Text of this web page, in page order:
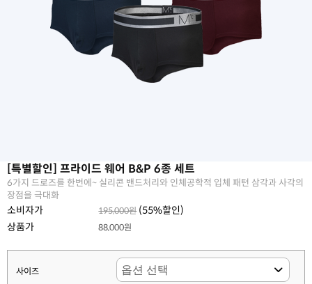
[특별할인] 프라이드 웨어 B&P 6종 세트
6가지 드로즈를 한번에~ 실리콘 밴드처리와 인체공학적 입체 패턴 삼각과 사각의
장점을 극대화
소비자가 195,000원 (55%할인)
상품가
88,000원
사이즈